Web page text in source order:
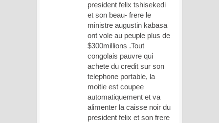
president felix tshisekedi
et son beau- frere le
ministre augustin kabasa
ont vole au peuple plus de
$300millions .Tout
congolais pauvre qui
achete du credit sur son
telephone portable, la
moitie est coupee
automatiquement et va
alimenter la caisse noir du
president felix et son frere